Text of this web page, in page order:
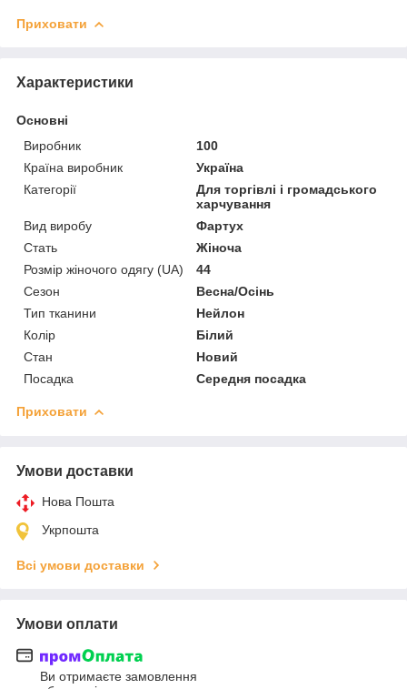
Приховати
Характеристики
Основні
Виробник
100
Країна виробник
Україна
Категорії
Для торгівлі і громадського
харчування
Вид виробу
Фартух
Стать
Жіноча
Розмір жіночого одягу (UA)
44
Сезон
Весна/Осінь
Тип тканини
Нейлон
Колір
Білий
Стан
Новий
Посадка
Середня посадка
Приховати
Умови доставки
Нова Пошта
Укрпошта
Всі умови доставки
Умови оплати
Ви отримаєте замовлення